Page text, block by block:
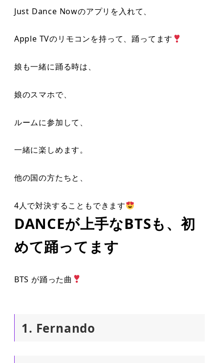
Just Dance Nowのアプリを入れて、
Apple TVのリモコンを持って、踊ってます
娘も一緒に踊る時は、
娘のスマホで、
ルームに参加して、
一緒に楽しめます。
他の国の方たちと、
4人で対決することもできます
DANCEが上手なBTSも、初
めて踊ってます
BTS が踊った曲
1. Fernando